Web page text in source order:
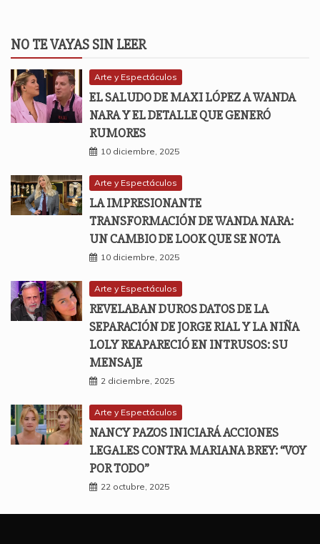
NO TE VAYAS SIN LEER
Arte y Espectáculos
EL SALUDO DE MAXI LÓPEZ A WANDA
NARA Y EL DETALLE QUE GENERÓ
RUMORES
10 diciembre, 2025
Arte y Espectáculos
LA IMPRESIONANTE
TRANSFORMACIÓN DE WANDA NARA:
UN CAMBIO DE LOOK QUE SE NOTA
10 diciembre, 2025
Arte y Espectáculos
REVELABAN DUROS DATOS DE LA
SEPARACIÓN DE JORGE RIAL Y LA NIÑA
LOLY REAPARECIÓ EN INTRUSOS: SU
MENSAJE
2 diciembre, 2025
Arte y Espectáculos
NANCY PAZOS INICIARÁ ACCIONES
LEGALES CONTRA MARIANA BREY: “VOY
POR TODO”
22 octubre, 2025